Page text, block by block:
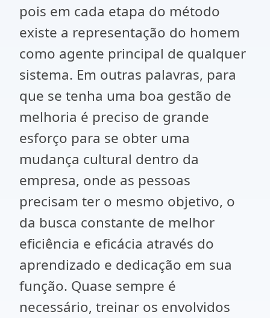
pois em cada etapa do método
existe a representação do homem
como agente principal de qualquer
sistema. Em outras palavras, para
que se tenha uma boa gestão de
melhoria é preciso de grande
esforço para se obter uma
mudança cultural dentro da
empresa, onde as pessoas
precisam ter o mesmo objetivo, o
da busca constante de melhor
eficiência e eficácia através do
aprendizado e dedicação em sua
função. Quase sempre é
necessário, treinar os envolvidos